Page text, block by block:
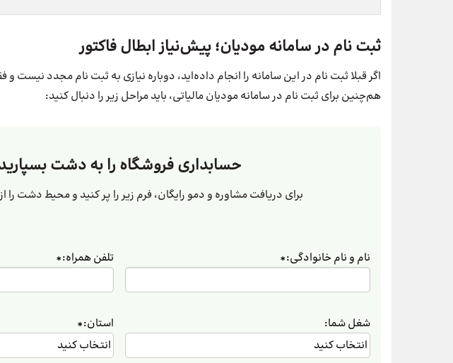
ثبت نام در سامانه مودیان؛ پیش‌نیاز ابطال فاکتور
اگر قبلا ثبت نام در این سامانه را انجام داده‌اید، دوباره نیازی به ثبت نام مجدد نیست و
هم‌چنین برای ثبت نام در سامانه مودیان مالیاتی، باید مراحل زیر را دنبال کنید:
حسابداری فروشگاه را به دشت
برای دریافت مشاوره و دمو رایگان، فرم زیر را پر کنید و محیط دشت را
نام و نام خانوادگی:* تلفن همراه:*
شغل شما: استان:*